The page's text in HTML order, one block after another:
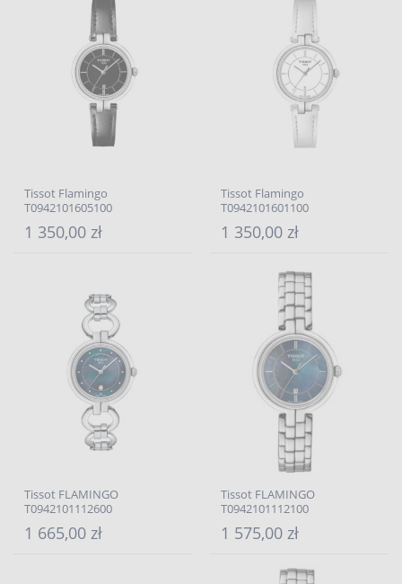
Tissot Flamingo
T0942101605100
1 350,00 zł
Tissot Flamingo
T0942101601100
1 350,00 zł
Tissot FLAMINGO
T0942101112600
1 665,00 zł
Tissot FLAMINGO
T0942101112100
1 575,00 zł